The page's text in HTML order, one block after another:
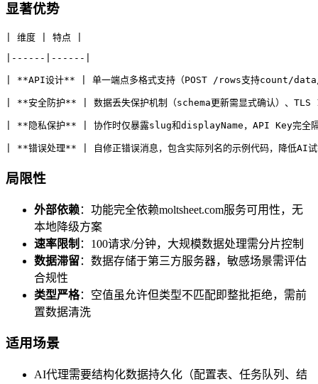
显著优势
| 维度 | 特点 |
|------|------|
| **API设计** | 单一端点多格式支持（POST /rows支持count/data/
| **安全防护** | 数据丢失保护机制（schema更新需显式确认）、
| **隐私保护** | 协作时仅暴露slug和displayName，API Key完全
| **错误处理** | 自修正错误消息，包含实际列名的示例代码，降低AI
局限性
外部依赖：功能完全依赖moltsheet.com服务可用性，无
本地降级方案
速率限制 ：100请求/分钟，大规模数据处理需分片控制
数据滞留：数据存储于第三方服务器，敏感场景需评估
合规性
类型严格：空值虽允许但类型不匹配即整批拒绝，需前
置数据清洗
适用场景
AI代理需要结构化数据持久化（配置表、任务队列、结